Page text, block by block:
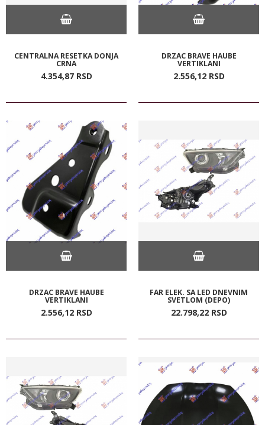
CENTRALNA RESETKA DONJA
CRNA
4.354,87 RSD
DRZAC BRAVE HAUBE
VERTIKLANI
2.556,12 RSD
DRZAC BRAVE HAUBE
VERTIKLANI
2.556,12 RSD
FAR ELEK. SA LED DNEVNIM
SVETLOM (DEPO)
22.798,22 RSD